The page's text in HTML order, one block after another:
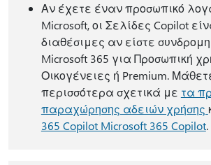
Αν έχετε έναν προσωπικό
Microsoft, οι Σελίδες Copilot
διαθέσιμες αν είστε
Microsoft 365 για Προσωπική
Οικογένειες ή Premium.
περισσότερα σχετικά με τα
παραχώρησης αδειών χρήσης
365 Copilot Microsoft 365 Copilot.